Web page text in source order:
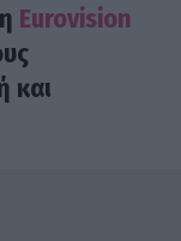
Eurovision
και